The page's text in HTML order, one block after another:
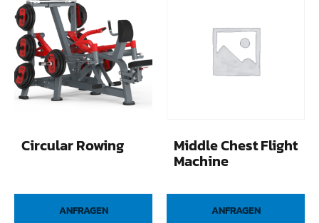
Circular Rowing
ANFRAGEN
Middle Chest Flight
Machine
ANFRAGEN